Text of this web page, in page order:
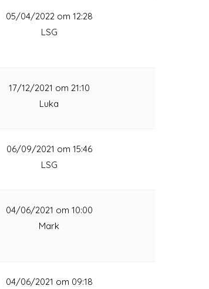
05/04/2022 om 12:28
LSG
17/12/2021 om 21:10
Luka
06/09/2021 om 15:46
LSG
04/06/2021 om 10:00
Mark
04/06/2021 om 09:18